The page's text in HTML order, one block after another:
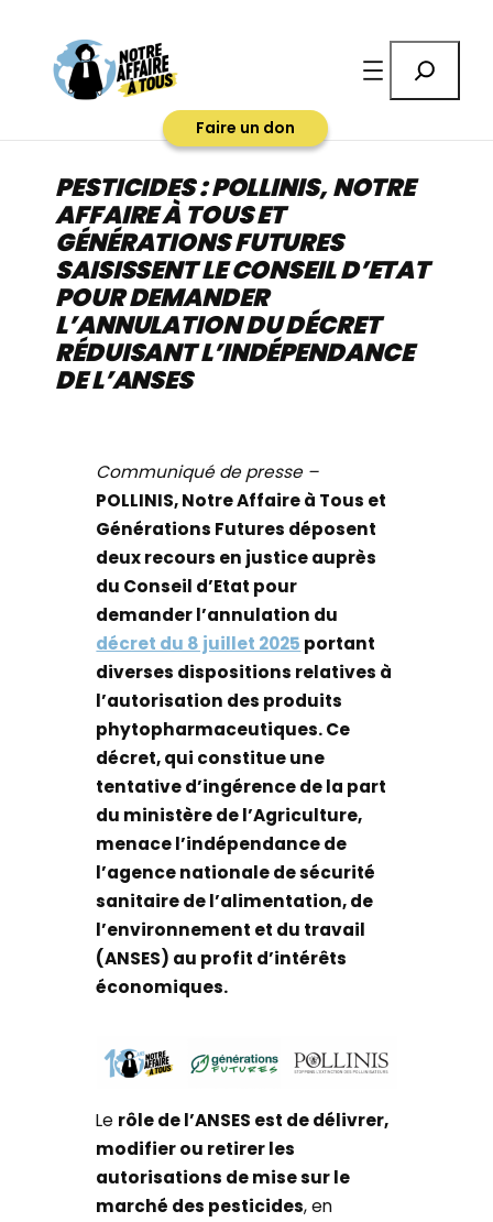
contenu
Faire un don
PESTICIDES : POLLINIS, NOTRE
AFFAIRE À TOUS ET
GÉNÉRATIONS FUTURES
SAISISSENT LE CONSEIL D’ETAT
POUR DEMANDER
L’ANNULATION DU DÉCRET
RÉDUISANT L’INDÉPENDANCE
DE L’ANSES
Communiqué de presse –
POLLINIS, Notre Affaire à Tous et
Générations Futures déposent
deux recours en justice auprès
du Conseil d’Etat pour
demander l’annulation du
décret du 8 juillet 2025 portant
diverses dispositions relatives à
l’autorisation des produits
phytopharmaceutiques. Ce
décret, qui constitue une
tentative d’ingérence de la part
du ministère de l’Agriculture,
menace l’indépendance de
l’agence nationale de sécurité
sanitaire de l’alimentation, de
l’environnement et du travail
(ANSES) au profit d’intérêts
économiques.
Le rôle de l’ANSES est de délivrer,
modifier ou retirer les
autorisations de mise sur le
marché des pesticides, en